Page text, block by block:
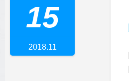
15
2018.11